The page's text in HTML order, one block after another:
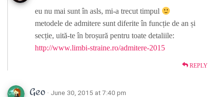
eu nu mai sunt în asls, mi-a trecut timpul
metodele de admitere sunt diferite în funcție de an și
secție, uită-te în broșură pentru toate detaliile:
http://www.limbi-straine.ro/admitere-2015
REPLY
Geo · June 30, 2015 at 7:40 pm